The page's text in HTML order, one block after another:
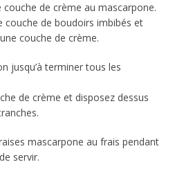
couche de crème au mascarpone.
couche de boudoirs imbibés et
couche de crème.
jusqu’à terminer tous les
de crème et disposez dessus
mascarpone au frais pendant
servir.